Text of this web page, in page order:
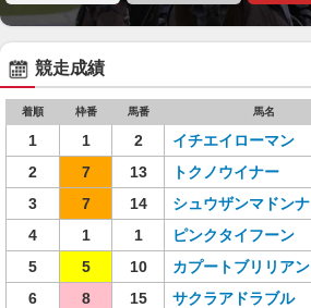
競走成績
着順 枠番 馬番 馬名
1 1 2 イチエイローマン
2
7 13 トクノウイナー
3
7 14 シュウザンマドンナ
4
1 1 ピンクタイフーン
5
5 10 カプートブリリアン
6
8 15 サクラアドラブル